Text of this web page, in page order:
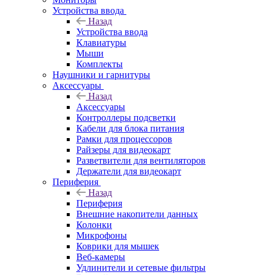
Устройства ввода
Назад
Устройства ввода
Клавиатуры
Мыши
Комплекты
Наушники и гарнитуры
Аксессуары
Назад
Аксессуары
Контроллеры подсветки
Кабели для блока питания
Рамки для процессоров
Райзеры для видеокарт
Разветвители для вентиляторов
Держатели для видеокарт
Периферия
Назад
Периферия
Внешние накопители данных
Колонки
Микрофоны
Коврики для мышек
Веб-камеры
Удлинители и сетевые фильтры